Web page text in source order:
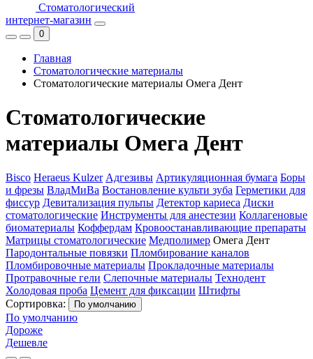
Стоматологический
интернет-магазин
0
Главная
Стоматологические материалы
Стоматологические материалы Омега Дент
Стоматологические
материалы Омега Дент
Bisco Heraeus Kulzer Адгезивы Артикуляционная бумага Боры
и фрезы ВладМиВа Востановление культи зуба Герметики для
фиссур Девитализация пульпы Детектор кариеса Диски
стоматологические Инструменты для анестезии Коллагеновые
биоматериалы Коффердам Кровоостанавливающие препараты
Матрицы стоматологические Медполимер Омега Дент
Пародонтальные повязки Пломбирование каналов
Пломбировочные материалы Прокладочные материалы
Протравочные гели Слепочные материалы Технодент
Холодовая проба Цемент для фиксации Штифты
Сортировка:
По умолчанию
По умолчанию
Дороже
Дешевле